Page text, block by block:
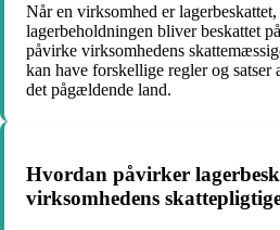
Når en virksomhed er
lagerbeholdningen bliver beskattet
påvirke virksomhedens
kan have forskellige regler og
det pågældende land.
Hvordan påvirker
virksomhedens